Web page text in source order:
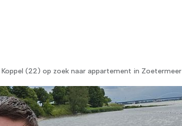
Koppel (22) op zoek naar appartement in Zoetermeer